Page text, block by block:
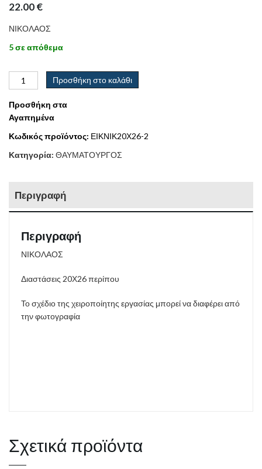
22.00€
ΝΙΚΟΛΑΟΣ
5 σε απόθεμα
Προσθήκη στο καλάθι
Προσθήκη στα
Αγαπημένα
Κωδικός προϊόντος: ΕΙΚΝΙΚ20Χ26-2
Κατηγορία: ΘΑΥΜΑΤΟΥΡΓΟΣ
Περιγραφή
Περιγραφή
ΝΙΚΟΛΑΟΣ
Διαστάσεις 20Χ26 περίπου
Το σχέδιο της χειροποίητης εργασίας μπορεί να διαφέρει από
την φωτογραφία
Σχετικά προϊόντα